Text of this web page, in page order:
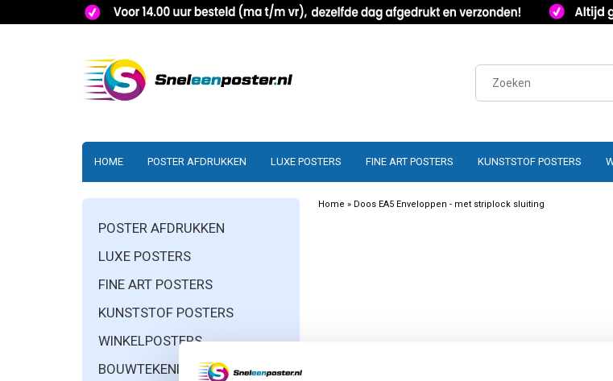
HOME POSTER AFDRUKKEN LUXE POSTERS FINE ART POSTERS KUNSTSTOF POSTERS
POSTER AFDRUKKEN
LUXE POSTERS
FINE ART POSTERS
KUNSTSTOF POSTERS
WINKELPOSTERS
BOUWTEKENINGEN PRINTEN
Home » Doos EA5 Enveloppen - met striplock sluiting